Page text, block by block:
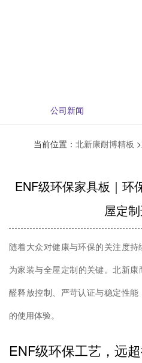
公司新闻
当前位置： 北新康耐博精板 >
ENF级环保家具板｜环
屋定
随着大众对健康与环保的关注度
为家装与全屋定制的关键。北新
醛释放控制、严苛认证与稳定性
的使用体验。
ENF级环保工艺，远